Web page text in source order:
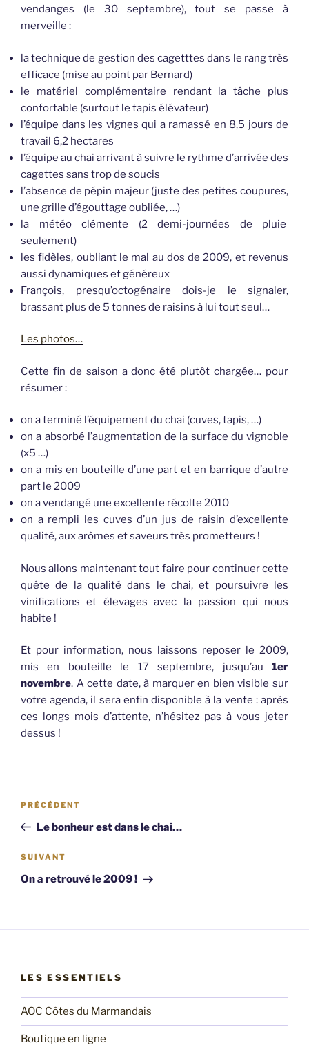
vendanges (le 30 septembre), tout se passe à
merveille :
la technique de gestion descagetttes dans le rang très
efficace (mise au point par Bernard)
le matériel complémentaire rendant la tâche plus
confortable (surtout le tapis élévateur)
l’équipe dans les vignes qui a ramassé en 8,5 jours de
travail 6,2 hectares
l’équipe au chai arrivant à suivre le rythme d’arrivée des
cagettes sans trop de soucis
l’absence de pépin majeur (juste des petites coupures,
une grille d’égouttage oubliée, …)
la météo clémente (2 demi-journées de pluie
seulement)
lesfidèles, oubliant le mal au dos de 2009, et revenus
aussi dynamiques et généreux
François, presqu’octogénaire dois-je le signaler,
brassant plus de 5 tonnes de raisins à lui tout seul…
Les photos…
Cette fin de saison a donc été plutôt chargée… pour
résumer :
on a terminé l’équipement du chai (cuves, tapis, …)
on a absorbé l’augmentation de la surface du vignoble
(x5 …)
on a mis en bouteilled’une part et en barrique d’autre
part le 2009
on a vendangé une excellente récolte 2010
on a rempli les cuves d’un jus de raisin d’excellente
qualité, aux arômes et saveurs très prometteurs !
Nous allons maintenant tout faire pour continuer cette
quête de la qualité dans le chai, et poursuivre les
vinifications et élevages avec la passion qui nous
habite !
Et pour information, nous laissons reposer le 2009,
mis en bouteille le 17 septembre, jusqu’au1er
novembre. A cette date, à marquer en bienvisible sur
votre agenda, il sera enfin disponible à la vente : après
ces longs mois d’attente, n’hésitez pas à vous jeter
dessus !
Navigation
l’article
Article
précédent
PRÉCÉDENT
Le bonheur est dans le chai…
Article
suivant
SUIVANT
On a retrouvé le 2009 !
LES ESSENTIELS
AOC Côtes du Marmandais
Boutique en ligne